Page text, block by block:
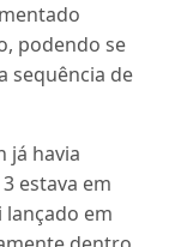
podendo se
sequência de
já havia
estava em
em